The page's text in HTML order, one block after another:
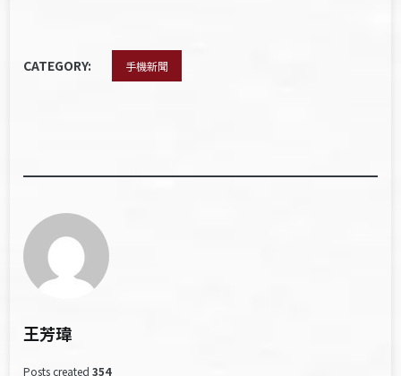
CATEGORY: 手機新聞
王芳瑋
Posts created 354